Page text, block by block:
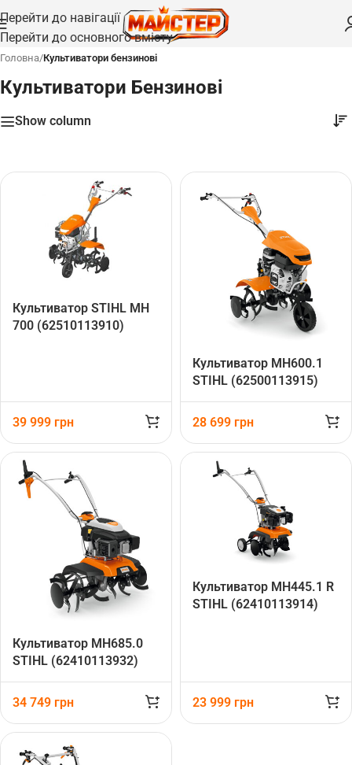
Перейти до навігації
Перейти до основного вмісту
Головна/Культиватори бензинові
Культиватори Бензинові
Show column
Культиватор STIHL MH
700 (62510113910)
39 999 грн
Культиватор MH600.1
STIHL (62500113915)
28 699 грн
Культиватор MH685.0
STIHL (62410113932)
34 749 грн
Культиватор MH445.1 R
STIHL (62410113914)
23 999 грн